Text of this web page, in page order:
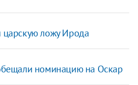
ложу Ирода
номинацию на Оскар